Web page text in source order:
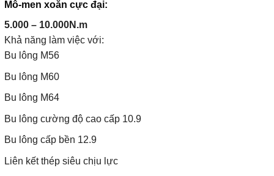
Mô-men xoắn cực đại:
5.000 – 10.000N.m
Khả năng làm việc với:
Bu lông M56
Bu lông M60
Bu lông M64
Bu lông cường độ cao cấp 10.9
Bu lông cấp bền 12.9
Liên kết thép siêu chịu lực